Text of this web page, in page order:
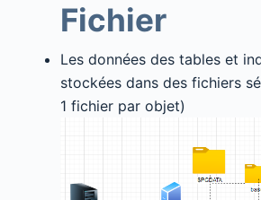
Fichier
Les données des tables et
stockées dans des fichiers
1 fichier par objet)